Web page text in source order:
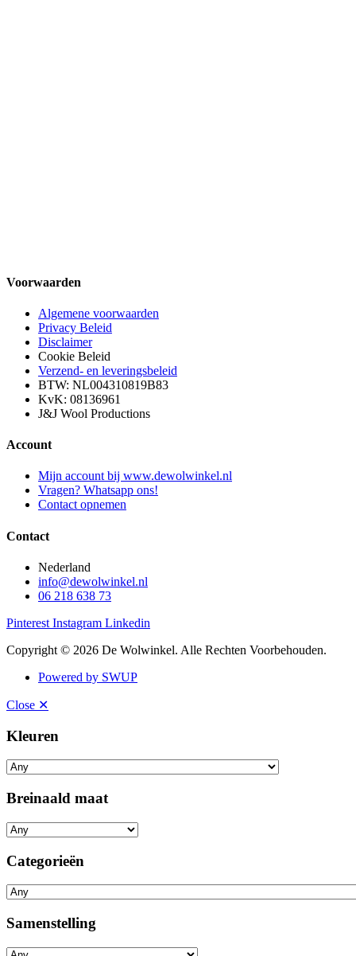
Voorwaarden
Algemene voorwaarden
Privacy Beleid
Disclaimer
Cookie Beleid
Verzend- en leveringsbeleid
BTW: NL004310819B83
KvK: 08136961
J&J Wool Productions
Account
Mijn account bij www.dewolwinkel.nl
Vragen? Whatsapp ons!
Contact opnemen
Contact
Nederland
info@dewolwinkel.nl
06 218 638 73
Pinterest Instagram Linkedin
Copyright © 2026 De Wolwinkel. Alle Rechten Voorbehouden.
Powered by SWUP
Close ✕
Kleuren
Breinaald maat
Categorieën
Samenstelling